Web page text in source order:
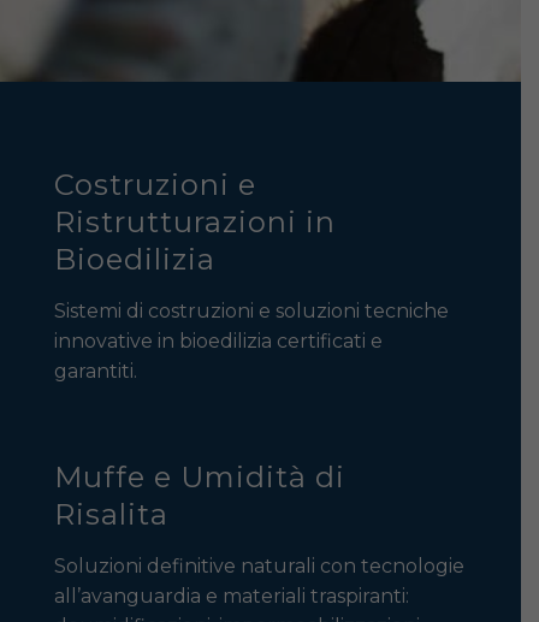
Costruzioni e
Ristrutturazioni in
Bioedilizia
Sistemi di costruzioni e soluzioni tecniche
innovative in bioedilizia certificati e
garantiti.
Muffe e Umidità di
Risalita
Soluzioni definitive naturali con tecnologie
all’avanguardia e materiali traspiranti: